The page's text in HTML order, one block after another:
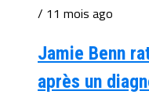
/ 11 mois ago
Jamie Benn
après un